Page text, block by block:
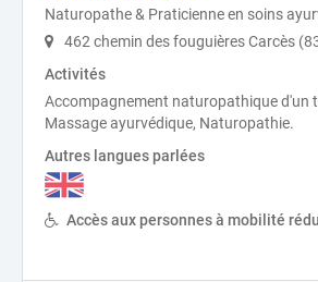
Naturopathe & Praticienne en soins
462 chemin des fouguières Carcès
Activités
Accompagnement naturopathique d'un
Massage ayurvédique, Naturopathie.
Autres langues parlées
Accès aux personnes à mobilité